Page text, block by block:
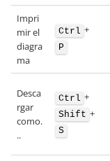
Impri
mir el
diagra
ma
Ctrl +
P
Desca
rgar
como.
..
Ctrl +
Shift +
S